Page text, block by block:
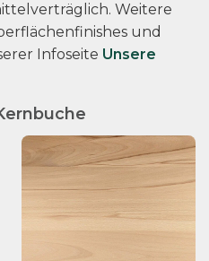
Weitere
und
Infoseite Unsere